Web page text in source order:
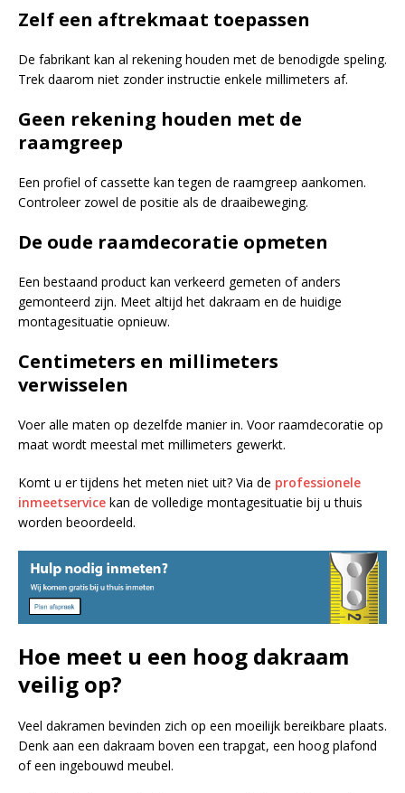
Zelf een aftrekmaat toepassen
De fabrikant kan al rekening houden met de benodigde speling.
Trek daarom niet zonder instructie enkele millimeters af.
Geen rekening houden met de
raamgreep
Een profiel of cassette kan tegen de raamgreep aankomen.
Controleer zowel de positie als de draaibeweging.
De oude raamdecoratie opmeten
Een bestaand product kan verkeerd gemeten of anders
gemonteerd zijn. Meet altijd het dakraam en de huidige
montagesituatie opnieuw.
Centimeters en millimeters
verwisselen
Voer alle maten op dezelfde manier in. Voor raamdecoratie op
maat wordt meestal met millimeters gewerkt.
Komt u er tijdens het meten niet uit? Via de professionele
inmeetservice kan de volledige montagesituatie bij u thuis
worden beoordeeld.
Hoe meet u een hoog dakraam
veilig op?
Veel dakramen bevinden zich op een moeilijk bereikbare plaats.
Denk aan een dakraam boven een trapgat, een hoog plafond
of een ingebouwd meubel.